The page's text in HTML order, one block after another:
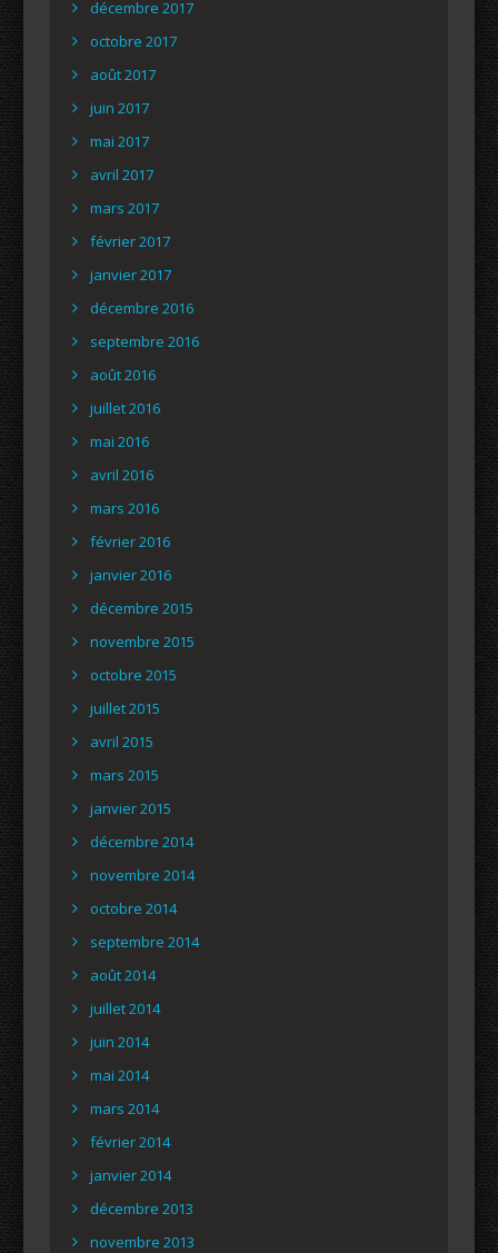
décembre 2017
octobre 2017
août 2017
juin 2017
mai 2017
avril 2017
mars 2017
février 2017
janvier 2017
décembre 2016
septembre 2016
août 2016
juillet 2016
mai 2016
avril 2016
mars 2016
février 2016
janvier 2016
décembre 2015
novembre 2015
octobre 2015
juillet 2015
avril 2015
mars 2015
janvier 2015
décembre 2014
novembre 2014
octobre 2014
septembre 2014
août 2014
juillet 2014
juin 2014
mai 2014
mars 2014
février 2014
janvier 2014
décembre 2013
novembre 2013